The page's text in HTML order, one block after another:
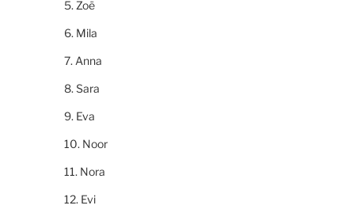
Zoë
Mila
Anna
Sara
Eva
Noor
Nora
Evi